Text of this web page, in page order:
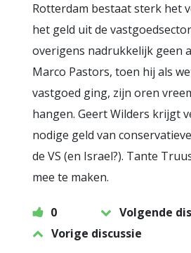
Rotterdam bestaat sterk het
het geld uit de
overigens nadrukkelijk geen
Marco Pastors, toen hij als
vastgoed ging, zijn oren
hangen. Geert Wilders krijgt
nodige geld van
de VS (en Israel?). Tante
mee te maken.
0
Volgende
Vorige discussie